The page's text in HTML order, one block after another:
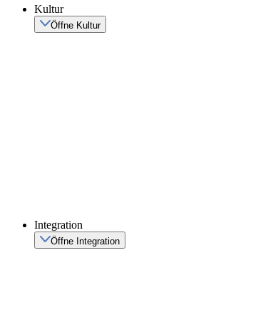
Kultur
Öffne Kultur
Integration
Öffne Integration